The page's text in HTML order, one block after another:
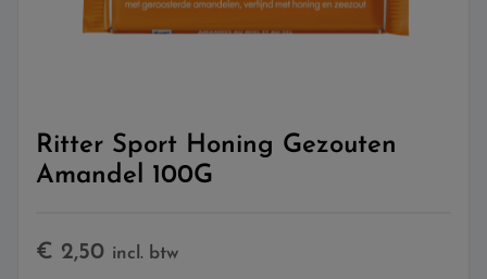
Ritter Sport Honing Gezouten
Amandel 100G
€ 2,50 incl. btw